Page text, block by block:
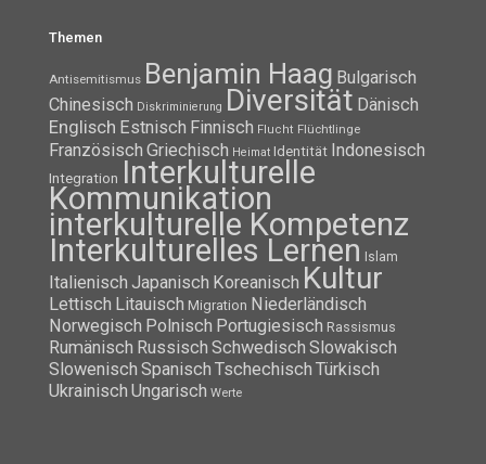
Themen
Antisemitismus Benjamin Haag Bulgarisch
Chinesisch Diskriminierung Diversität Dänisch
Englisch Estnisch Finnisch Flucht Flüchtlinge
Französisch Griechisch Heimat Identität Indonesisch
Integration Interkulturelle
Kommunikation
interkulturelle Kompetenz
Interkulturelles Lernen Islam
Italienisch Japanisch Koreanisch Kultur
Lettisch Litauisch Migration Niederländisch
Norwegisch Polnisch Portugiesisch Rassismus
Rumänisch Russisch Schwedisch Slowakisch
Slowenisch Spanisch Tschechisch Türkisch
Ukrainisch Ungarisch Werte